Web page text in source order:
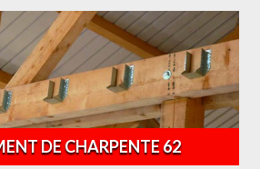
DE CHARPENTE 62